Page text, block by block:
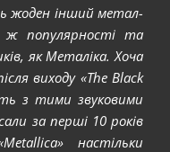
жоден інший метал-
ж популярності та
як Металіка. Хоча
виходу «The Black
з тими звуковими
за перші 10 років
настільки